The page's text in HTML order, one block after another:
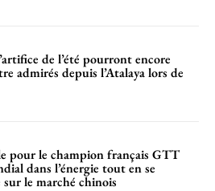
de l’été pourront encore
admirés depuis l’Atalaya lors de
pour le champion français GTT
dans l’énergie tout en se
le marché chinois